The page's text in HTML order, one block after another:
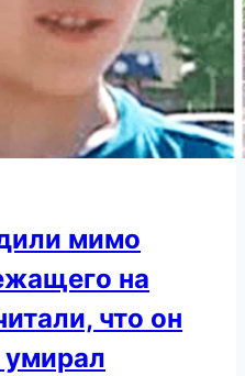
мимо
на
что он
умирал